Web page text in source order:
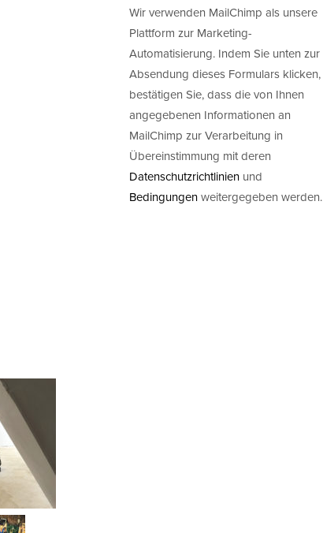
Wir verwenden MailChimp als unsere
Plattform zur Marketing-
Automatisierung. Indem Sie unten zur
Absendung dieses Formulars klicken,
bestätigen Sie, dass die von Ihnen
angegebenen Informationen an
MailChimp zur Verarbeitung in
Übereinstimmung mit deren
Datenschutzrichtlinien und
Bedingungenweitergegeben werden.